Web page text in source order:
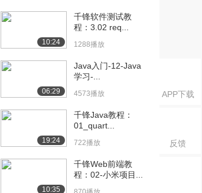
APP下载
反馈
[17] 千锋Java教程：7.其
09:09
[18] 千锋Java教程：8.处
理模型数据...
[19] 千锋Java教程：8.处
理模型数据...
理模型数据...
10:24
千锋软件测试教
程：3.02 req...
1288播放
06:29
Java入门-12-Java
学习-...
4573播放
19:24
千锋Java教程：
01_quart...
722播放
10:35
千锋Web前端教
程：02-小米项目...